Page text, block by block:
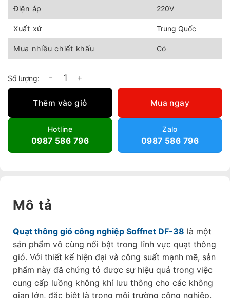
Điện áp 220V
Xuất xứ Trung Quốc
Mua nhiều chiết khấu Có
Quạt thông gió công nghiệp Soffnet DF-38 số lượng
Thêm vào giỏ Mua ngay
Hotline
0987 586 796
Zalo
0987 586 796
Mô tả
Quạt thông gió công nghiệp Soffnet DF-38 là một
sản phẩm vô cùng nổi bật trong lĩnh vực quạt thông
gió. Với thiết kế hiện đại và công suất mạnh mẽ, sản
phẩm này đã chứng tỏ được sự hiệu quả trong việc
cung cấp luồng không khí lưu thông cho các không
gian lớn, đặc biệt là trong môi trường công nghiệp.